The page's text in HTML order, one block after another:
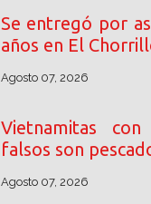
Se entregó por
años en El
Agosto 07, 2026
Vietnamitas con
falsos son
Agosto 07, 2026